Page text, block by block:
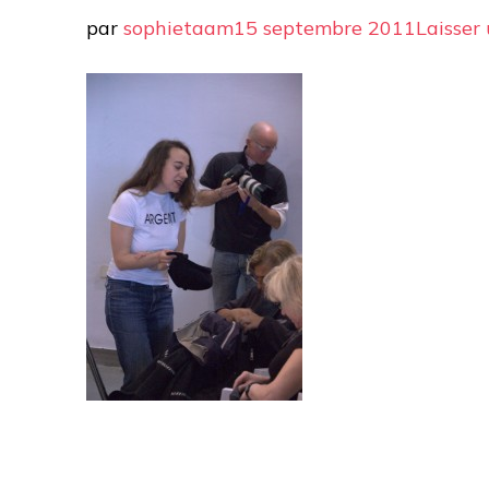
par sophietaam15 septembre 2011